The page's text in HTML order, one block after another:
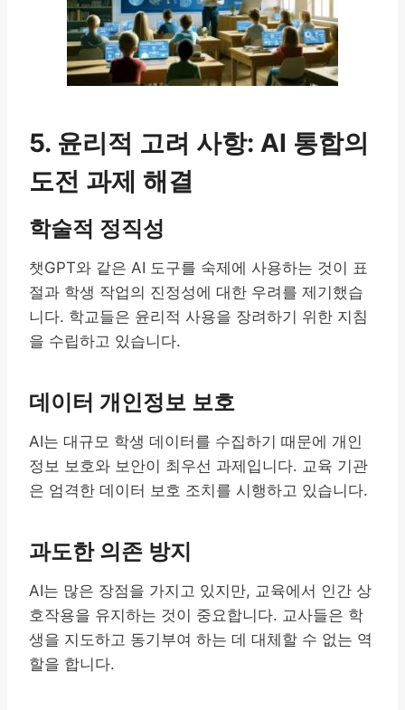
5. 윤리적 고려 사항: AI 통합의
도전 과제 해결
학술적 정직성
챗GPT와 같은 AI 도구를 숙제에 사용하는 것이 표
절과 학생 작업의 진정성에 대한 우려를 제기했습
니다. 학교들은 윤리적 사용을 장려하기 위한 지침
을 수립하고 있습니다.
데이터 개인정보 보호
AI는 대규모 학생 데이터를 수집하기 때문에 개인
정보 보호와 보안이 최우선 과제입니다. 교육 기관
은 엄격한 데이터 보호 조치를 시행하고 있습니다.
과도한 의존 방지
AI는 많은 장점을 가지고 있지만, 교육에서 인간 상
호작용을 유지하는 것이 중요합니다. 교사들은 학
생을 지도하고 동기부여 하는 데 대체할 수 없는 역
할을 합니다.